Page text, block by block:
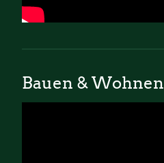
Bauen & Wohnen